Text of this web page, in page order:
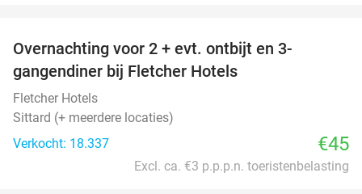
Overnachting voor 2 + evt. ontbijt en 3-
gangendiner bij Fletcher Hotels
Fletcher Hotels
Sittard (+ meerdere locaties)
Verkocht: 18.337
€45
Excl. ca. €3 p.p.p.n. toeristenbelasting